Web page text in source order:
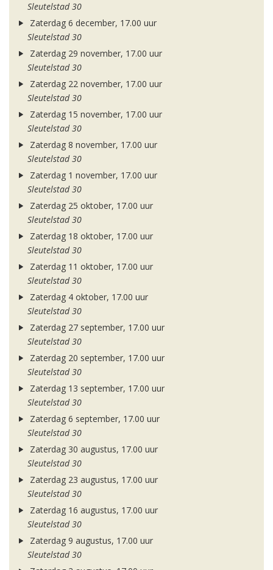
Sleutelstad 30
Zaterdag 6 december, 17.00 uur
Sleutelstad 30
Zaterdag 29 november, 17.00 uur
Sleutelstad 30
Zaterdag 22 november, 17.00 uur
Sleutelstad 30
Zaterdag 15 november, 17.00 uur
Sleutelstad 30
Zaterdag 8 november, 17.00 uur
Sleutelstad 30
Zaterdag 1 november, 17.00 uur
Sleutelstad 30
Zaterdag 25 oktober, 17.00 uur
Sleutelstad 30
Zaterdag 18 oktober, 17.00 uur
Sleutelstad 30
Zaterdag 11 oktober, 17.00 uur
Sleutelstad 30
Zaterdag 4 oktober, 17.00 uur
Sleutelstad 30
Zaterdag 27 september, 17.00 uur
Sleutelstad 30
Zaterdag 20 september, 17.00 uur
Sleutelstad 30
Zaterdag 13 september, 17.00 uur
Sleutelstad 30
Zaterdag 6 september, 17.00 uur
Sleutelstad 30
Zaterdag 30 augustus, 17.00 uur
Sleutelstad 30
Zaterdag 23 augustus, 17.00 uur
Sleutelstad 30
Zaterdag 16 augustus, 17.00 uur
Sleutelstad 30
Zaterdag 9 augustus, 17.00 uur
Sleutelstad 30